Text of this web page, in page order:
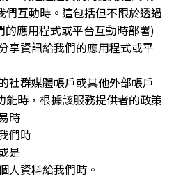
互動時。這包括但不限於透過
應用程式或平台互動時部署)
享資訊給我們的應用程式或平
社群媒體帳戶或其他外部帳戶
時，根據該服務提供者的政策
時
們時
是
人資料給我們時。